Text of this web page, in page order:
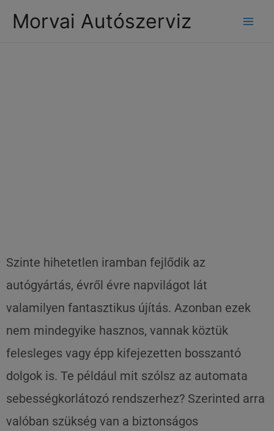
Morvai Autószerviz
Szinte hihetetlen iramban fejlődik az
autógyártás, évről évre napvilágot lát
valamilyen fantasztikus újítás. Azonban ezek
nem mindegyike hasznos, vannak köztük
felesleges vagy épp kifejezetten bosszantó
dolgok is. Te például mit szólsz az automata
sebességkorlátozó rendszerhez? Szerinted arra
valóban szükség van a biztonságos